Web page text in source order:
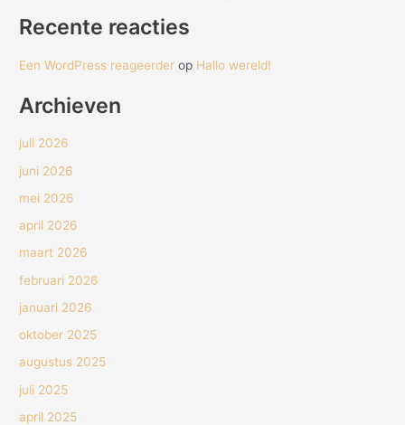
Recente reacties
Een WordPress reageerder op Hallo wereld!
Archieven
juli 2026
juni 2026
mei 2026
april 2026
maart 2026
februari 2026
januari 2026
oktober 2025
augustus 2025
juli 2025
april 2025